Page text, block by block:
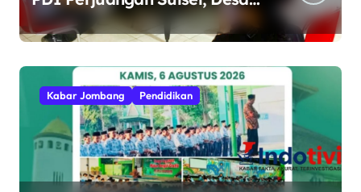
Evaluasi Ketua DPRD Lutim
Kabar Jombang Pendidikan